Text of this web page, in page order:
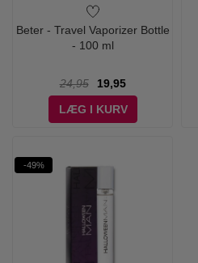
Beter - Travel Vaporizer Bottle
- 100 ml
24,95
19,95
LÆG I KURV
-49%